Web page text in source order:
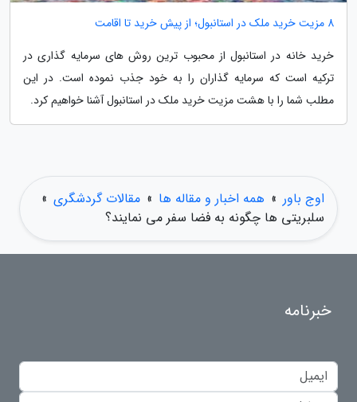
8 مزیت خرید ملک در استانبول؛ از پیش خرید تا اقامت
خرید خانه در استانبول از محبوب ترین روش های سرمایه گذاری در
ترکیه است که سرمایه گذاران را به خود جذب نموده است. در این
مطلب شما را با هشت مزیت خرید ملک در استانبول آشنا خواهیم کرد.
اوج باور » همه اخبار و مقاله ها » مقالات گردشگری »
سلبریتی ها چگونه به فضا سفر می نمایند؟
خبرنامه